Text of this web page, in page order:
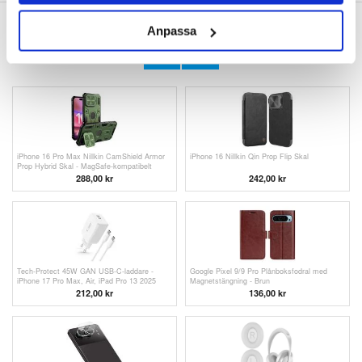
Anpassa
ANDRA KUNDER HAR OCKSÅ KÖPT
Magnetiskt Skal - MagSafe-kompatibelt,
288,00 kr
iPhone 16 Pro Max Nillkin LensWing Pro
flytande silikon skal - MagSafe-kompatibelt
273,00 kr
iPhone 16 Pro Max Nillkin CamShield Armor
Prop Hybrid Skal - MagSafe-kompatibelt
288,00 kr
iPhone 16 Nillkin Qin Prop Flip Skal
242,00 kr
Tech-Protect 45W GAN USB-C-laddare -
iPhone 17 Pro Max, Air, iPad Pro 13 2025
212,00 kr
Google Pixel 9/9 Pro Plånboksfodral med
Magnetstängning - Brun
136,00 kr